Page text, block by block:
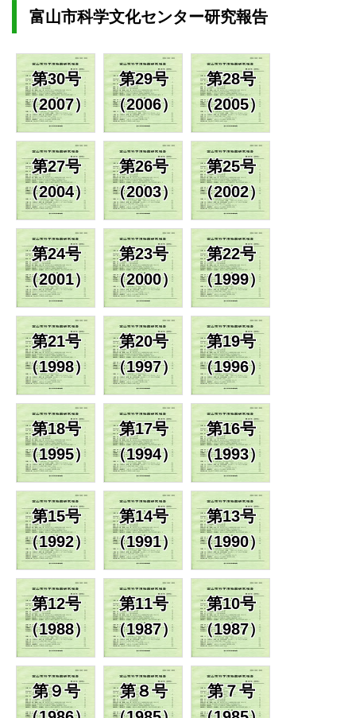
富山市科学文化センター研究報告
第30号
（2007）
第29号
（2006）
第28号
（2005）
第27号
（2004）
第26号
（2003）
第25号
（2002）
第24号
（2001）
第23号
（2000）
第22号
（1999）
第21号
（1998）
第20号
（1997）
第19号
（1996）
第18号
（1995）
第17号
（1994）
第16号
（1993）
第15号
（1992）
第14号
（1991）
第13号
（1990）
第12号
（1988）
第11号
（1987）
第10号
（1987）
第９号
第８号
第７号